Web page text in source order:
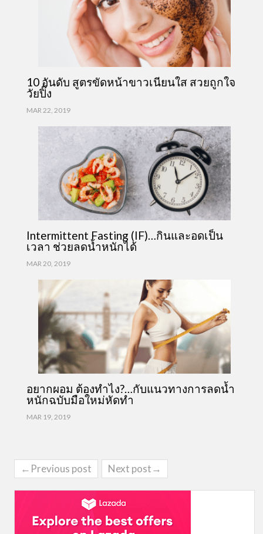
10 อันดับ สูตรขัดหน้าขาวเนียนใส สวยถูกใจ
วัยปิ๊ง
MAR 22, 2019
Intermittent Fasting (IF)…กินและอดเป็น
เวลา ช่วยลดน้ำหนักได้
MAR 20, 2019
อยากผอม ต้องทำไง?…กับแนวทางการลดน้ำ
หนักฉบับมือใหม่หัดทำ
MAR 19, 2019
←Previous post Next post→